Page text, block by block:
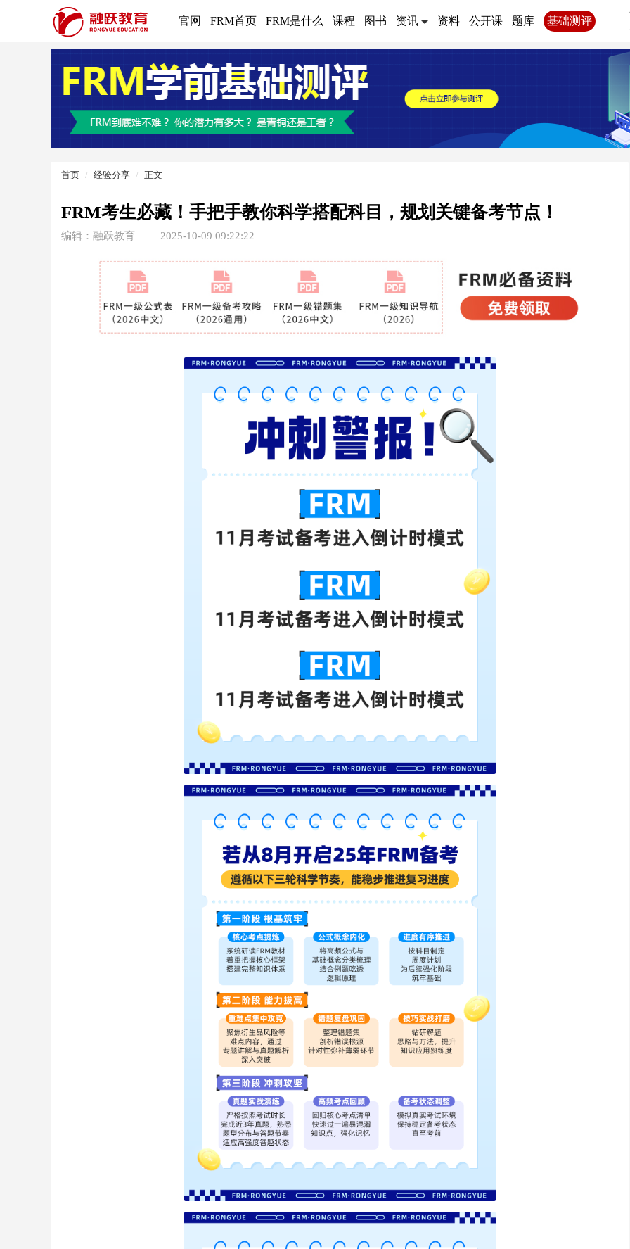
官网 FRM首页 FRM是什么 课程 图书 资讯 资料 公开课 题库 基础测评
首页 经验分享 正文
FRM考生必藏！手把手教你科学搭配科目，规划关键备考节点！​
编辑：融跃教育 2025-10-09 09:22:22